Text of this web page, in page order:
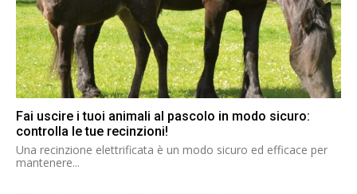
Fai uscire i tuoi animali al pascolo in modo sicuro:
controlla le tue recinzioni!
Una recinzione elettrificata è un modo sicuro ed efficace per
mantenere...